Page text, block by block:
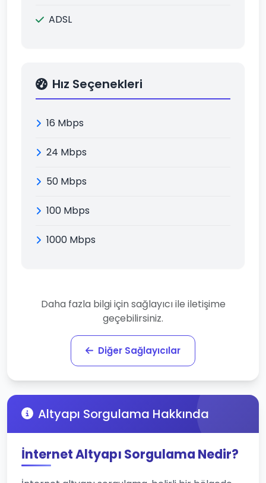
ADSL
Hız Seçenekleri
16 Mbps
24 Mbps
50 Mbps
100 Mbps
1000 Mbps
Daha fazla bilgi için sağlayıcı ile iletişime
geçebilirsiniz.
Diğer Sağlayıcılar
Altyapı Sorgulama Hakkında
İnternet Altyapı Sorgulama Nedir?